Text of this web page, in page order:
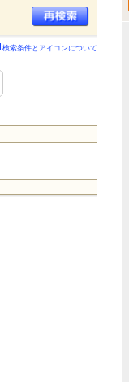
検索条件とアイコンについて